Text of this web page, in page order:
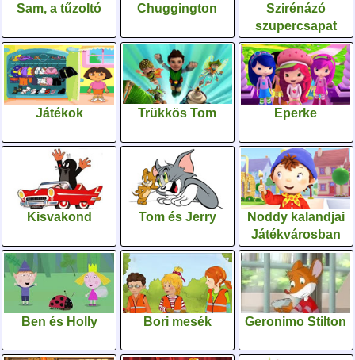
Sam, a tűzoltó Chuggington
Szirénázó
szupercsapat
Játékok Trükkös Tom Eperke
Kisvakond Tom és Jerry
Noddy kalandjai
Játékvárosban
Ben és Holly Bori mesék Geronimo Stilton